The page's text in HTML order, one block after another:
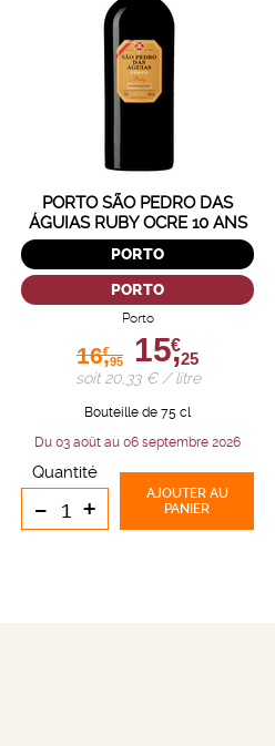
PORTO SÃO PEDRO DAS
ÁGUIAS RUBY OCRE 10 ANS
PORTO
PORTO
Porto
16,
€
95 15,
€
25
soit 20,33 € / litre
Bouteille de 75 cl
Du 03 août au 06 septembre 2026
Quantité
- + AJOUTER AU
PANIER